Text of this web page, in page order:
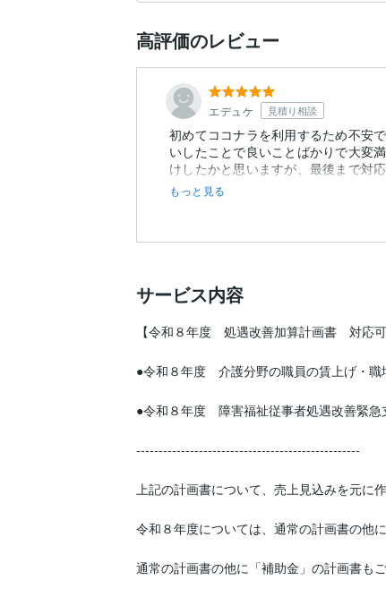
高評価のレビュー
エデュケ 見積り相談
初めてココナラを利用するため不安
いしたことで良いことばかりで大変
けしたかと思いますが、最後まで対
もっと見る
サービス内容
【令和８年度　処遇改善加算計画書　対応可
●令和８年度　介護分野の職員の賃上げ・
●令和８年度　障害福祉従事者処遇改善緊
--------------------------------------------------
上記の計画書について、売上見込みを元に
令和８年度については、通常の計画書の他
通常の計画書の他に「補助金」の計画書も